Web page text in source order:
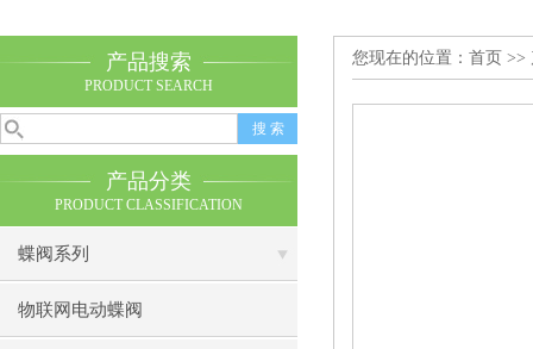
产品搜索
PRODUCT SEARCH
产品分类
PRODUCT CLASSIFICATION
蝶阀系列
物联网电动蝶阀
您现在的位置： 首页 >>